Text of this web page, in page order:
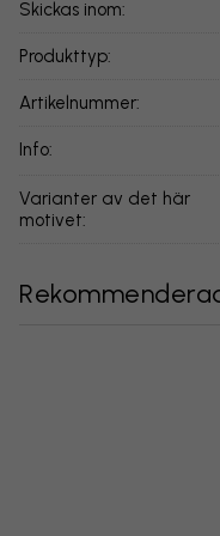
Skickas inom:
Produkttyp:
Artikelnummer:
info:
Varianter av det här
motivet: